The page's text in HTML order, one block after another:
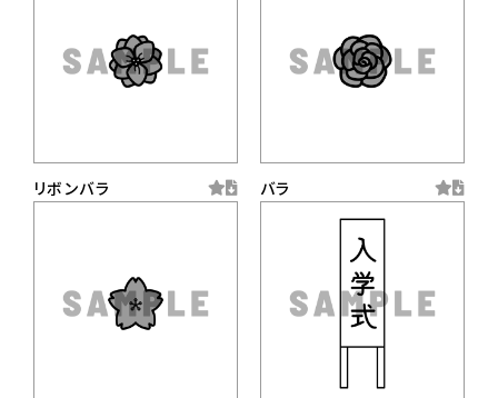
リボンバラ バラ